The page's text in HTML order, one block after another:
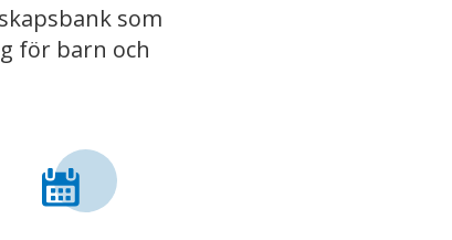
som
för barn och